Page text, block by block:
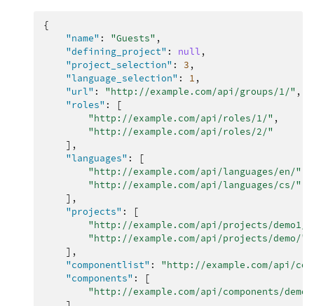
{
"name" : "Guests" ,
"defining_project" : null ,
"project_selection" : 3 ,
"language_selection" : 1 ,
"url" : "http://example.com/api/groups/1/" ,
"roles" :
[
"http://example.com/api/roles/1/" ,
"http://example.com/api/roles/2/"
],
"languages" :
[
"http://example.com/api/languages/en/"
"http://example.com/api/languages/cs/"
],
"projects" :
[
"http://example.com/api/projects/demo1/"
"http://example.com/api/projects/demo/"
],
"componentlist" :
"http://example.com/api/
"components" :
[
"http://example.com/api/components/